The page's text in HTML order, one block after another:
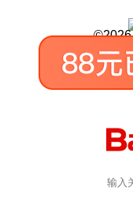
©2026